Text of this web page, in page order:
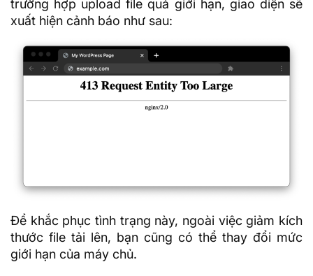
trường hợp upload file quá giới hạn, giao diện sẽ
xuất hiện cảnh báo như sau:
Để khắc phục tình trạng này, ngoài việc giảm kích
thước file tải lên, bạn cũng có thể thay đổi mức
giới hạn của máy chủ.